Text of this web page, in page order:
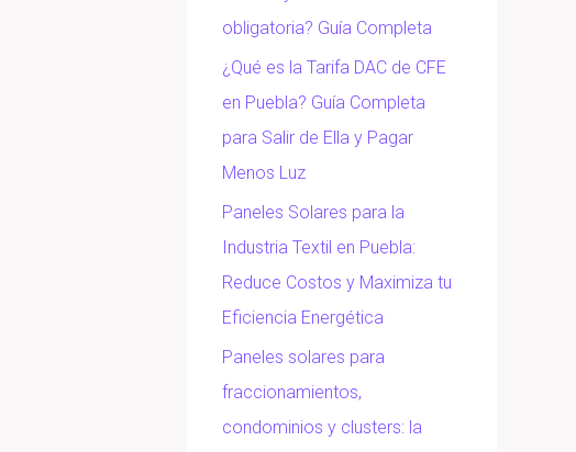
obligatoria? Guía Completa
¿Qué es la Tarifa DAC de CFE
en Puebla? Guía Completa
para Salir de Ella y Pagar
Menos Luz
Paneles Solares para la
Industria Textil en Puebla:
Reduce Costos y Maximiza tu
Eficiencia Energética
Paneles solares para
fraccionamientos,
condominios y clusters: la